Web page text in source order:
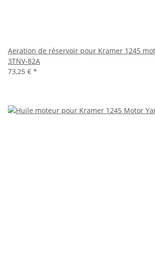
Aeration de réservoir pour Kramer 1245
3TNV-82A
73,25 € *